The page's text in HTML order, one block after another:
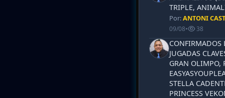
TRIPLE,
Por:ANTONI
09/08• 38
CONFIRMADOS
JUGADAS
GRAN OLIMPO,
STELLA
PRINCESS